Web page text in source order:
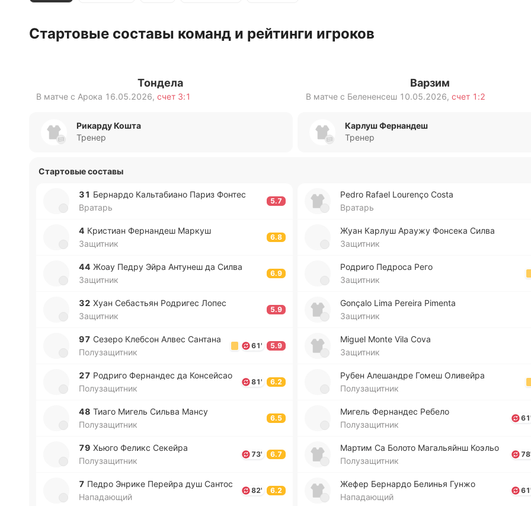
Стартовые составы команд и рейтинги игроков
Тондела
В матче с Арока 16.05.2026, счет 3:1
Варзим
В матче с Белененсеш 10.05.2026, счет 1:2
Рикарду Кошта
Тренер
Карлуш Фернандеш
Тренер
Стартовые составы
31 Бе­рна­рдо Ка­льта­биа­но Париз Фонтес
Вратарь
5.7
4 Кри­стиан Фе­рна­ндеш Маркуш
Защитник
6.8
44 Жоау Педру Эйра Анту­неш да Силва
Защитник
6.9
32 Хуан Се­ба­стьян Ро­дри­гес Лопес
Защитник
5.9
97 Сезеро Кле­бсон Алвес Са­нта­на
Полузащитник
61' 5.9
27 Ро­дри­го Фе­рна­ндес да Ко­нсей­сао
Полузащитник
81' 6.2
48 Тиаго Мигель Сильва Мансу
Полузащитник
6.5
79 Хьюго Феликс Се­кей­ра
Полузащитник
73' 6.7
7 Педро Энрике Пе­рей­ра душ Сантос
Нападающий
82' 6.2
Pedro Rafael Lourenço Costa
Вратарь
Жуан Карлуш Араужу Фо­нсе­ка Силва
Защитник
Ро­дри­го Пе­дро­са Рего
Защитник
Gonçalo Lima Pereira Pimenta
Защитник
Miguel Monte Vila Cova
Защитник
Рубен Але­ша­ндре Гомеш Оли­вей­ра
Полузащитник
Мигель Фе­рна­ндес Ребело
Полузащитник
Мартим Са Болото Ма­га­льяйнш Коэльо
Полузащитник
Жефер Бе­рна­рдо Бе­ли­нья Гунжо
Нападающий